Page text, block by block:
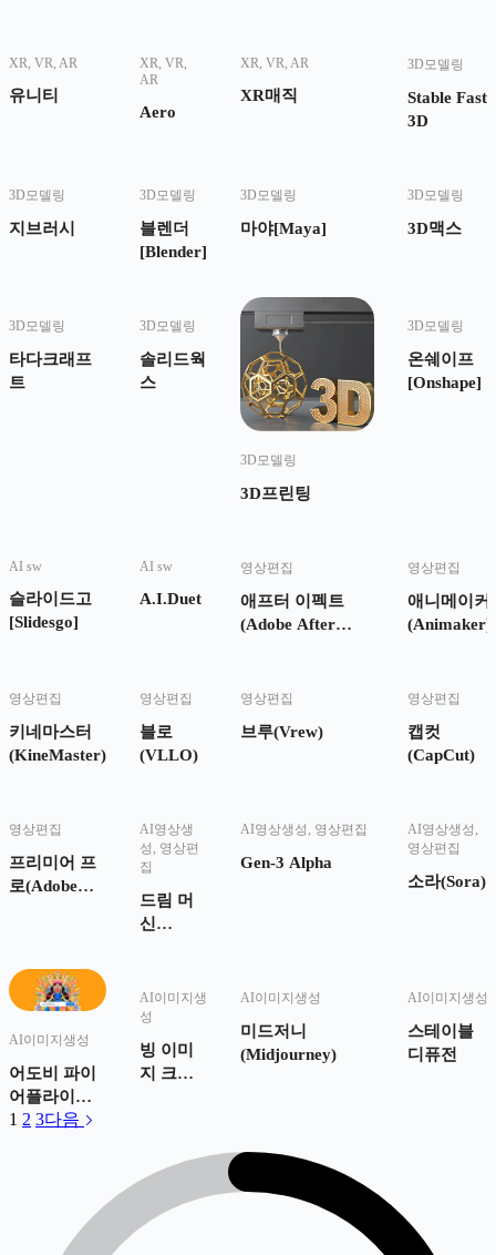
XR, VR, AR
유니티
XR, VR,
AR
Aero
XR, VR, AR
XR매직
3D모델링
Stable Fast
3D
3D모델링
지브러시
3D모델링
블렌더
[Blender]
3D모델링
마야[Maya]
3D모델링
3D맥스
3D모델링
타다크래프
트
3D모델링
솔리드웍
스
3D모델링
3D프린팅
3D모델링
온쉐이프
[Onshape]
AI sw
슬라이드고
[Slidesgo]
AI sw
A.I.Duet
영상편집
애프터 이펙트
(Adobe After
영상편집
애니메이커
(Animaker)
영상편집
키네마스터
(KineMaster)
영상편집
블로
(VLLO)
영상편집
브루(Vrew)
영상편집
캡컷
(CapCut)
영상편집
프리미어 프
로(Adobe
AI영상생
성 , 영상편
집
드림 머
신
AI영상생성 , 영상편집
Gen-3 Alpha
AI영상생성 ,
영상편집
소라(Sora)
AI이미지생성
어도비 파이
어플라이
(Adobe
AI이미지생
성
빙 이미
지 크리
Creator)
AI이미지생성
미드저니
(Midjourney)
AI이미지생성
스테이블
디퓨전
1 2 3다음